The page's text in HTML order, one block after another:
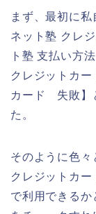
まず、最初に
ネット塾 クレ
ト塾 支払い方
クレジットカ
カード 失敗】
た。
そのように色々
クレジットカ
で利用できるか